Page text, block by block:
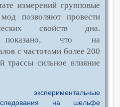
измерений групповые
мод позволяют провести
свойств дна.
показано, что на
с частотами более 200
трассы сильное влияние
экспериментальные
на шельфе